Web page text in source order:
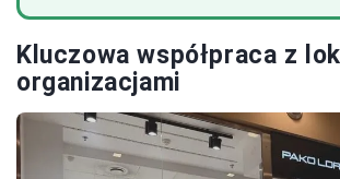
Kluczowa współpraca z
organizacjami